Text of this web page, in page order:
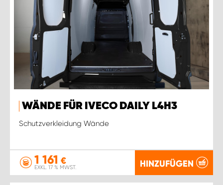
WÄNDE FÜR IVECO DAILY L4H3
Schutzverkleidung Wände
1 161 €
EXKL. 17 % MWST. HINZUFÜGEN